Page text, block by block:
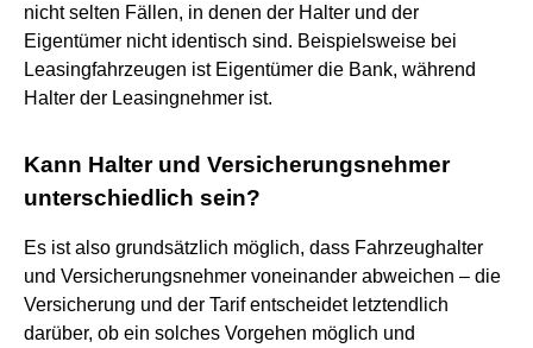
nicht selten Fällen, in denen der Halter und der
Eigentümer nicht identisch sind. Beispielsweise bei
Leasingfahrzeugen ist Eigentümer die Bank, während
Halter der Leasingnehmer ist.
Kann Halter und Versicherungsnehmer
unterschiedlich sein?
Es ist also grundsätzlich möglich, dass Fahrzeughalter
und Versicherungsnehmer voneinander abweichen – die
Versicherung und der Tarif entscheidet letztendlich
darüber, ob ein solches Vorgehen möglich und